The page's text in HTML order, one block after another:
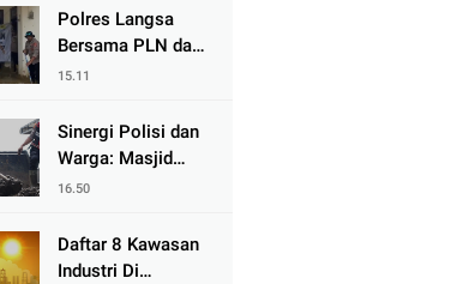
Strategis Polri
Tangkal Hoaks
Polres Langsa
Bersama PLN dan
Warga
Kemanusiaan
Pascabanjir di
15.11
Sinergi Polisi dan
Warga: Masjid
Syuhada, Bener
dari Duka Bencana
16.50
Daftar 8 Kawasan
Industri Di